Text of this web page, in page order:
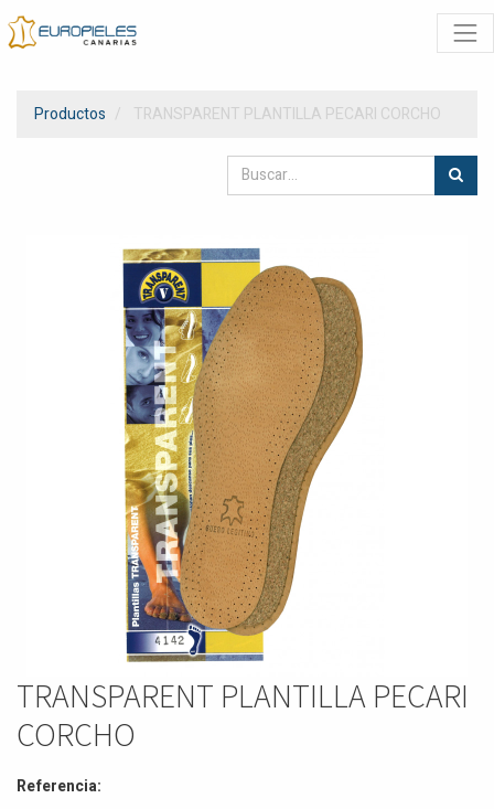
Productos TRANSPARENT PLANTILLA PECARI CORCHO
TRANSPARENT PLANTILLA PECARI
CORCHO
Referencia: